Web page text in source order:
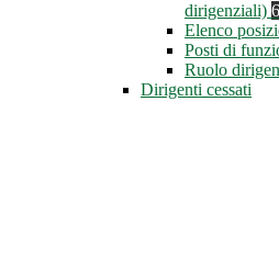
dirigenziali) 6
Elenco
Posti di
Ruolo
Dirigenti cessati